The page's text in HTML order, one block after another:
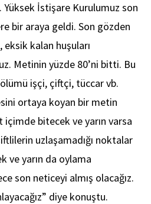
Yüksek İstişare Kurulumuz son
bir araya geldi. Son gözden
kalan huşuları
Metinin yüzde 80’ni bitti. Bu
işçi, çiftçi, tüccar vb.
ortaya koyan bir metin
içimde bitecek ve yarın varsa
uzlaşamadığı noktalar
ve yarın da oylama
son neticeyi almış olacağız.
diye konuştu.